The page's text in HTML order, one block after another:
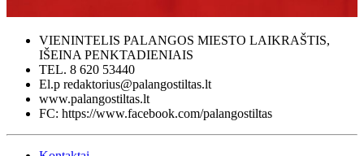
VIENINTELIS PALANGOS MIESTO LAIKRAŠTIS,
IŠEINA PENKTADIENIAIS
TEL. 8 620 53440
El.p redaktorius@palangostiltas.lt
www.palangostiltas.lt
FC: https://www.facebook.com/palangostiltas